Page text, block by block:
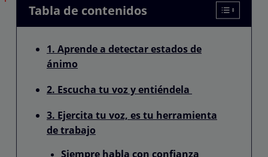
Tabla de contenidos
1. Aprende a detectar estados de
ánimo
2. Escucha tu voz y entiéndela
3. Ejercita tu voz, es tu herramienta
de trabajo
Siempre habla con confianza